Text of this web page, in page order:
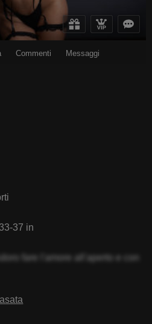
Commenti Messaggi
37 in
fare l'amore all'aperto e con